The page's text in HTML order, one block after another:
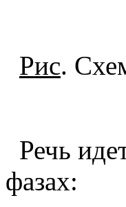
Рис.
Речь
фазах: